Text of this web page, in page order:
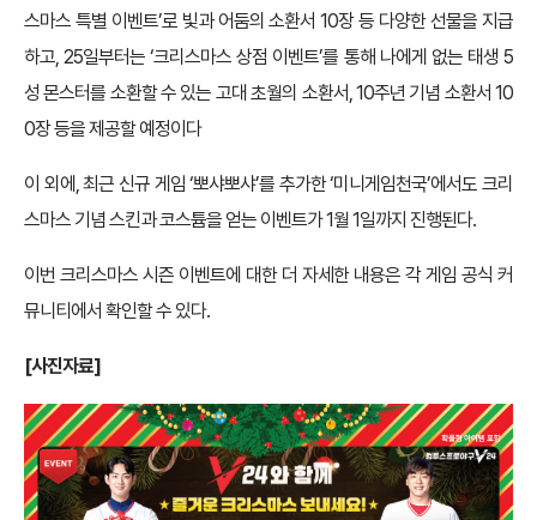
스마스 특별 이벤트’로 빛과 어둠의 소환서 10장 등 다양한 선물을 지급
하고, 25일부터는 ‘크리스마스 상점 이벤트’를 통해 나에게 없는 태생 5
성 몬스터를 소환할 수 있는 고대 초월의 소환서, 10주년 기념 소환서 10
0장 등을 제공할 예정이다
이 외에, 최근 신규 게임 ‘뽀샤뽀샤’를 추가한 ‘미니게임천국’에서도 크리
스마스 기념 스킨과 코스튬을 얻는 이벤트가 1월 1일까지 진행된다.
이번 크리스마스 시즌 이벤트에 대한 더 자세한 내용은 각 게임 공식 커
뮤니티에서 확인할 수 있다.
[사진자료]